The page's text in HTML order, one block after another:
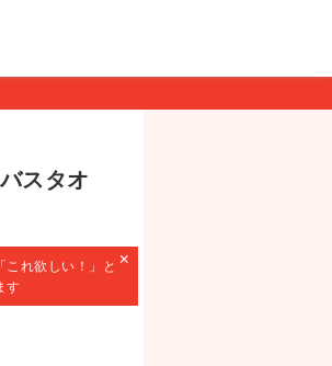
スタオ
×
「これ欲しい！」と
す